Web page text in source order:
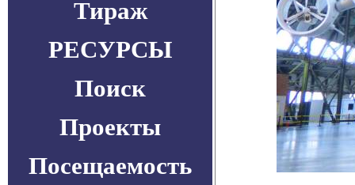
Тираж
РЕСУРСЫ
Поиск
Проекты
Посещаемость